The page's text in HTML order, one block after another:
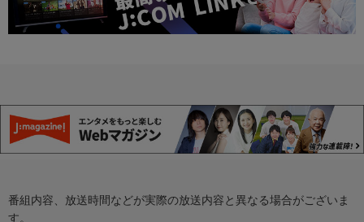
番組内容、放送時間などが実際の放送内容と異なる場合がございま
す。